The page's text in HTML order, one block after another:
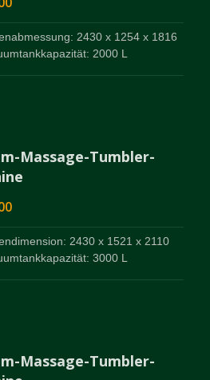
2430 x 1254 x 1816
2000 L
Massage-Tumbler-
2430 x 1521 x 2110
3000 L
Massage-Tumbler-